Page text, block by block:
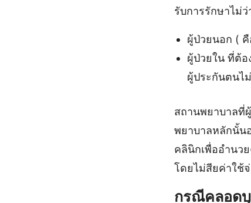
รับการรักษาไม่ว่
ผู้ป่วยนอก (
ผู้ป่วยใน ที่ต้
ผู้ประกันตนไ
สถานพยาบาลที่
พยาบาลหลักนั้น
คลินิกเพื่ออำนว
โดยไม่สียค่าใช้
กรณีคลอด